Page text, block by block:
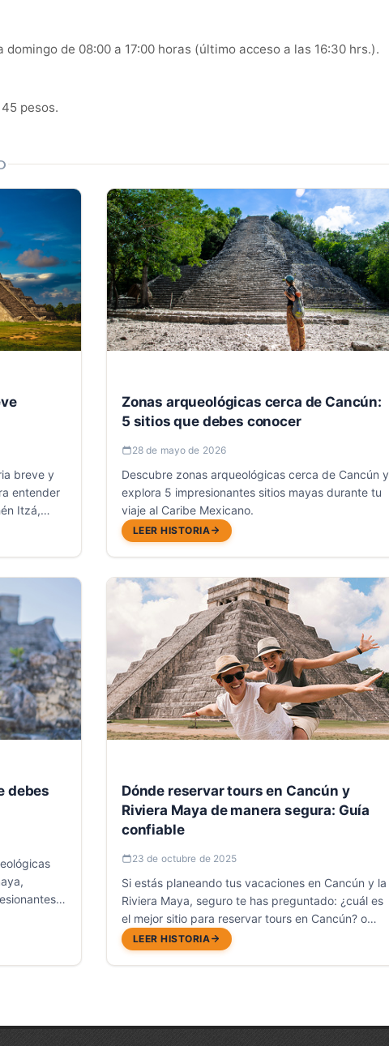
de 08:00 a 17:00 horas (último acceso a las 16:30 hrs.).
pesos.
breve y
entender
Itzá,
Zonas arqueológicas cerca de Cancún:
5 sitios que debes conocer
28 de mayo de 2026
Descubre zonas arqueológicas cerca de Cancún y
explora 5 impresionantes sitios mayas durante tu
viaje al Caribe Mexicano.
LEER HISTORIA
debes
Dónde reservar tours en Cancún y
Riviera Maya de manera segura: Guía
confiable
23 de octubre de 2025
Si estás planeando tus vacaciones en Cancún y la
Riviera Maya, seguro te has preguntado: ¿cuál es
el mejor sitio para reservar tours en Cancún? o
¿dónde puedo confiar para planear mis
experiencias sin complicaciones?
LEER HISTORIA